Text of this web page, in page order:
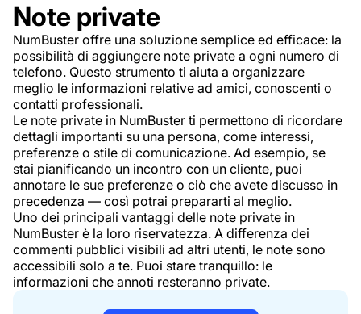
Note private
NumBuster offre una soluzione semplice ed efficace: la
possibilità di aggiungere note private a ogni numero di
telefono. Questo strumento ti aiuta a organizzare
meglio le informazioni relative ad amici, conoscenti o
contatti professionali.
Le note private in NumBuster ti permettono di ricordare
dettagli importanti su una persona, come interessi,
preferenze o stile di comunicazione. Ad esempio, se
stai pianificando un incontro con un cliente, puoi
annotare le sue preferenze o ciò che avete discusso in
precedenza — così potrai prepararti al meglio.
Uno dei principali vantaggi delle note private in
NumBuster è la loro riservatezza. A differenza dei
commenti pubblici visibili ad altri utenti, le note sono
accessibili solo a te. Puoi stare tranquillo: le
informazioni che annoti resteranno private.